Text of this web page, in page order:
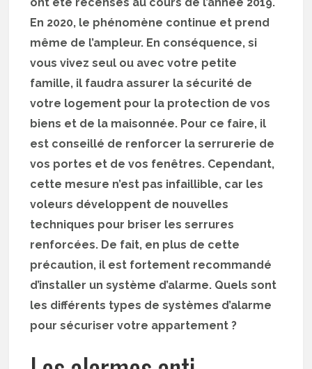
En 2020, le phénomène continue et prend
même de l’ampleur. En conséquence, si
vous vivez seul ou avec votre petite
famille, il faudra assurer la sécurité de
votre logement pour la protection de vos
biens et de la maisonnée. Pour ce faire, il
est conseillé de renforcer la serrurerie de
vos portes et de vos fenêtres. Cependant,
cette mesure n’est pas infaillible, car les
voleurs développent de nouvelles
techniques pour briser les serrures
renforcées. De fait, en plus de cette
précaution, il est fortement recommandé
d’installer un système d’alarme. Quels sont
les différents types de systèmes d’alarme
pour sécuriser votre appartement ?